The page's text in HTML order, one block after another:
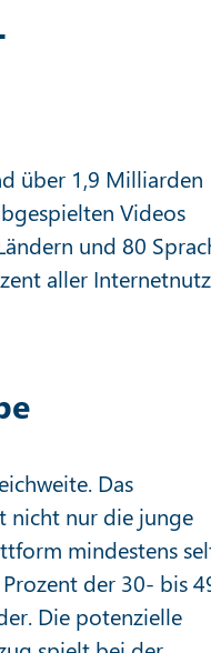
über 1,9 Milliarden
Videos
und 80
aller
Das
nicht nur die junge
mindestens
der 30- bis
Die potenzielle